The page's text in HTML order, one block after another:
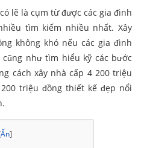
lẽ là cụm từ được các gia đình
tìm kiếm nhiều nhất. Xây
không khó nếu các gia đình
như tìm hiểu kỹ các bước
cách xây nhà cấp 4 200 triệu
triệu đồng thiết kế đẹp nổi
Ẩn]